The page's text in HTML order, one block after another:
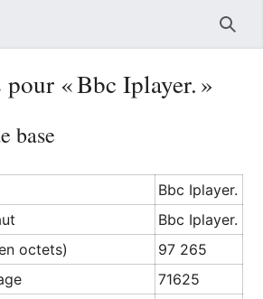
« Bbc Iplayer. »
base
Bbc Iplayer.
Bbc Iplayer.
octets)
97 265
71625